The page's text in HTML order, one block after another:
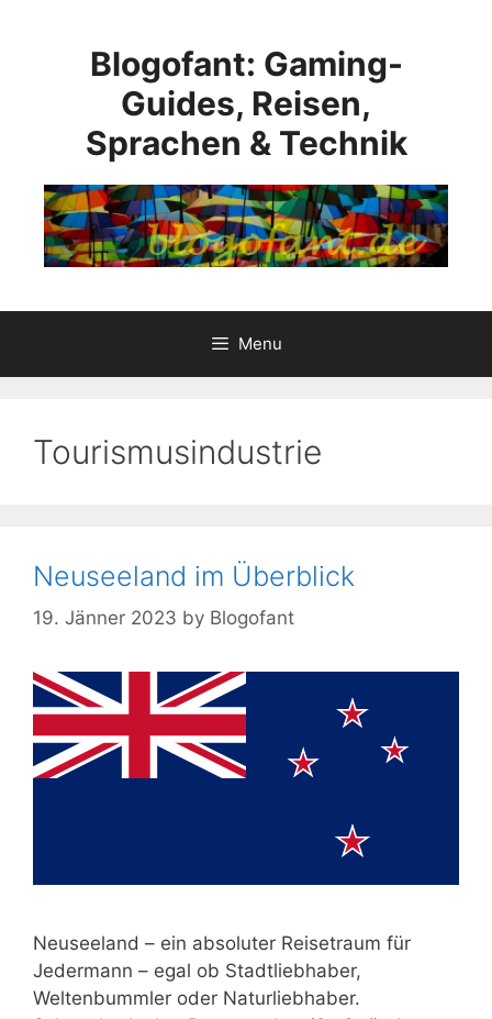
Blogofant: Gaming-
Guides, Reisen,
Sprachen & Technik
Menu
Tourismusindustrie
Neuseeland im Überblick
19. Jänner 2023 by Blogofant
Neuseeland – ein absoluter Reisetraum für
Jedermann – egal ob Stadtliebhaber,
Weltenbummler oder Naturliebhaber.